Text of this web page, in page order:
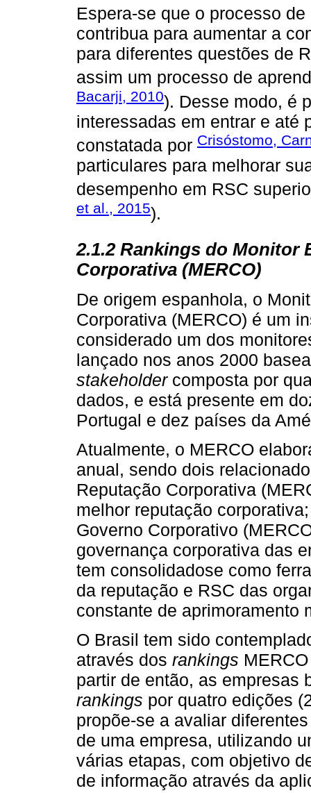
Espera-se que o processo
contribua para aumentar a
para diferentes questões de
assim um processo de
Bacarji, 2010). Desse modo, é
interessadas em entrar e até
constatada por Crisóstomo,
particulares para melhorar
desempenho em RSC
et al., 2015).
2.1.2 Rankings do Monitor
Corporativa (MERCO)
De origem espanhola, o
Corporativa (MERCO) é um
considerado um dos
lançado nos anos 2000
stakeholdercomposta por
dados, e está presente em
Portugal e dez países da
Atualmente, o MERCO
anual, sendo dois
Reputação Corporativa
melhor reputação
Governo Corporativo
governança corporativa das
tem consolidadose como
da reputação e RSC das
constante de aprimoramento
O Brasil tem sido
através dos rankings
partir de então, as empresas
rankings por quatro edições
propõe-se a avaliar
de uma empresa, utilizando
várias etapas, com objetivo
de informação através da